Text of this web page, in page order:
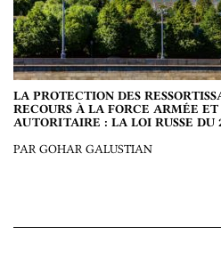
LA PROTECTION DES
RECOURS À LA FORCE ARMÉE
AUTORITAIRE : LA LOI RUSSE DU
PAR GOHAR GALUSTIAN